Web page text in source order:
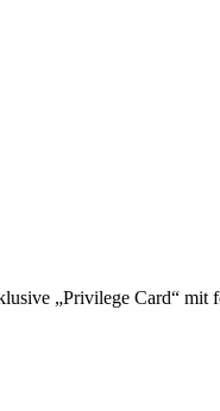
„Privilege Card“ mit